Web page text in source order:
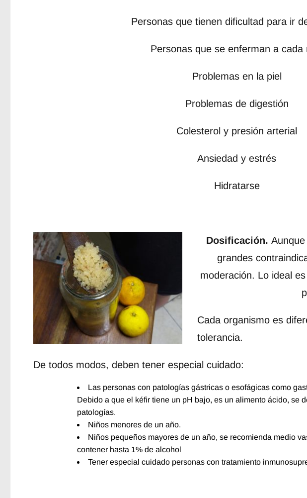
Personas que tienen dificultad para ir
Personas que se enferman a cada
Problemas en la piel
Problemas de digestión
Colesterol y presión arterial
Ansiedad y estrés
Hidratarse
Dosificación.
grandes
moderación. Lo ideal
Cada organismo es
tolerancia.
De todos modos, deben tener especial cuidado:
Las personas con patologías gástricas o esofágicas como
Debido a que el kéfir tiene un pH bajo, es un alimento ácido, se
patologías.
Niños menores de un año.
Niños pequeños mayores de un año, se recomienda medio
contener hasta 1% de alcohol
Tener especial cuidado personas con tratamiento